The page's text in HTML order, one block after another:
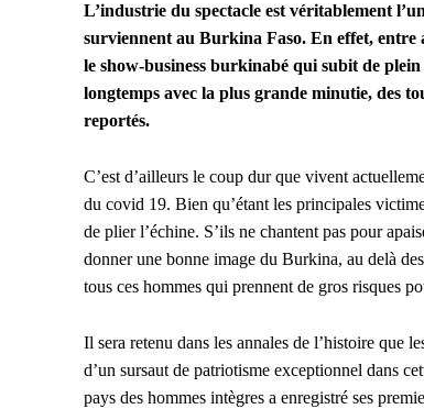
L’industrie du spectacle est véritablement
surviennent au Burkina Faso. En effet, entre
le show-business burkinabé qui subit de
longtemps avec la plus grande minutie, des
reportés.
C’est d’ailleurs le coup dur que vivent
du covid 19. Bien qu’étant les principales
de plier l’échine. S’ils ne chantent pas pour
donner une bonne image du Burkina, au delà
tous ces hommes qui prennent de gros risques
Il sera retenu dans les annales de l’histoire que
d’un sursaut de patriotisme exceptionnel dans
pays des hommes intègres a enregistré ses